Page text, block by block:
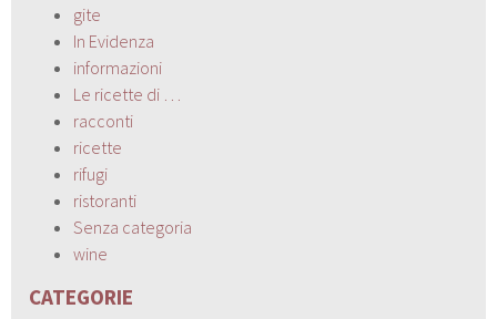
gite
In Evidenza
informazioni
Le ricette di …
racconti
ricette
rifugi
ristoranti
Senza categoria
wine
CATEGORIE